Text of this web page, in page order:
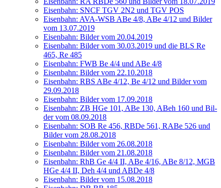
Eisen­bahn: SNCF TGV 2N2 und TGV POS
Eisen­bahn: AVA-WSB ABe 4/8, ABe 4/12 und Bil­der
vom 13.07.2019
Eisen­bahn: Bil­der vom 20.04.2019
Eisen­bahn: Bil­der vom 30.03.2019 und die BLS Re
465, Re 485
Eisen­bahn: FWB Be 4/4 und ABe 4/8
Eisen­bahn: Bil­der vom 22.10.2018
Eisen­bahn: RBS ABe 4/12, Be 4/12 und Bil­der vom
29.09.2018
Eisen­bahn: Bil­der vom 17.09.2018
Eisen­bahn: ZB HGe 101, ABe 130, ABeh 160 und Bil­
der vom 08.09.2018
Eisen­bahn: SOB Re 456, RBDe 561, RABe 526 und
Bil­der vom 28.08.2018
Eisen­bahn: Bil­der vom 26.08.2018
Eisen­bahn: Bil­der vom 21.08.2018
Eisen­bahn: RhB Ge 4/4 II, ABe 4/16, ABe 8/12, MGB
HGe 4/4 II, Deh 4/4 und ABDe 4/8
Eisen­bahn: Bil­der vom 15.08.2018